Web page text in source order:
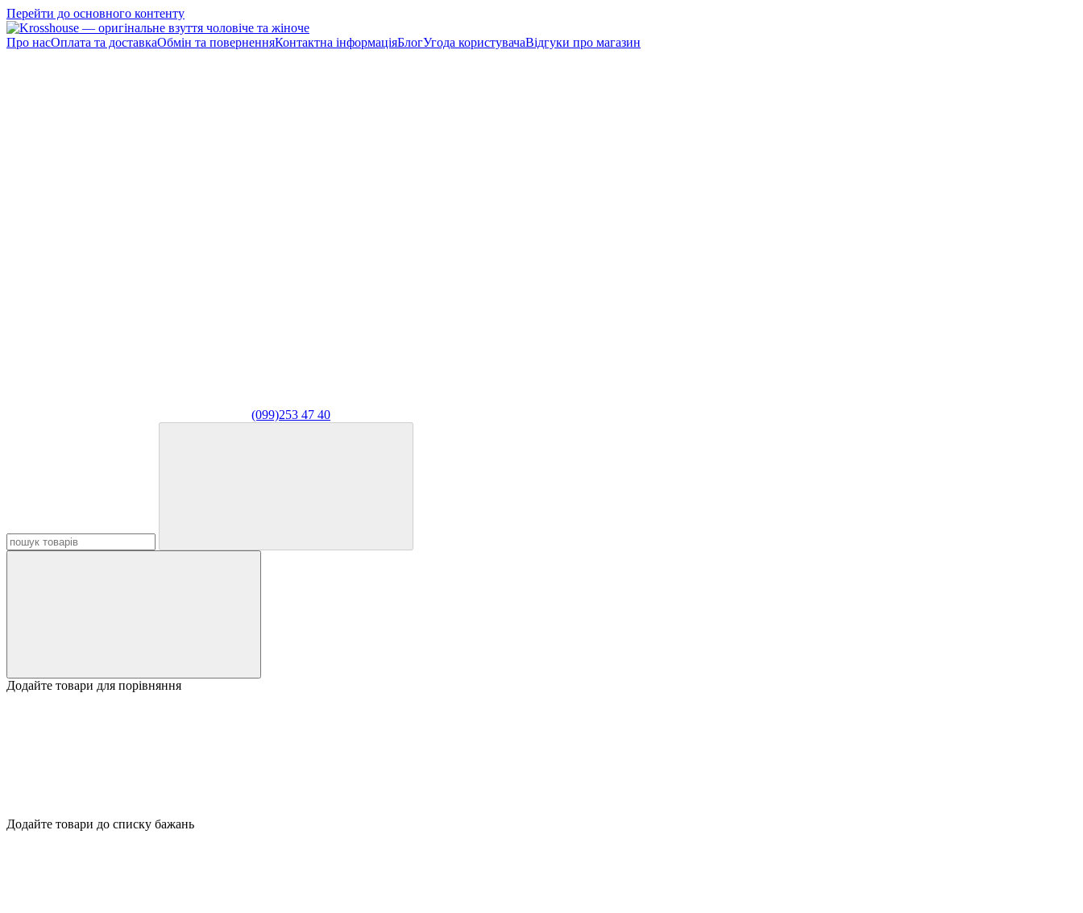
Перейти до основного контенту
Про насОплата та доставкаОбмін та поверненняКонтактна інформаціяБлогУгода користувачаВідгуки про магазин
(099)253 47 40
Додайте товари для порівняння
Додайте товари до списку бажань